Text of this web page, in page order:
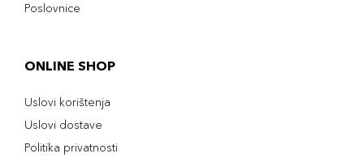
Poslovnice
ONLINE SHOP
Uslovi korištenja
Uslovi dostave
Politika privatnosti